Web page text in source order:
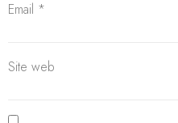
Email *
Site web